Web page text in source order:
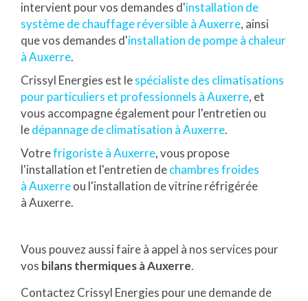
intervient pour vos demandes d'installation de
système de chauffage réversible à Auxerre, ainsi
que vos demandes d'installation de pompe à chaleur
à Auxerre.
Crissyl Energies est lespécialiste des climatisations
pour particuliers et professionnels à Auxerre, et
vous accompagne également pour l'entretien ou
ledépannage de climatisation à Auxerre.
Votrefrigoriste à Auxerre, vous propose
l'installation et l'entretien dechambres froides
à Auxerreou l'installation de vitrine réfrigérée
à Auxerre.
Vous pouvez aussi faire à appel à nos services pour
vos bilans thermiques à Auxerre.
Contactez Crissyl Energies pour une demande de